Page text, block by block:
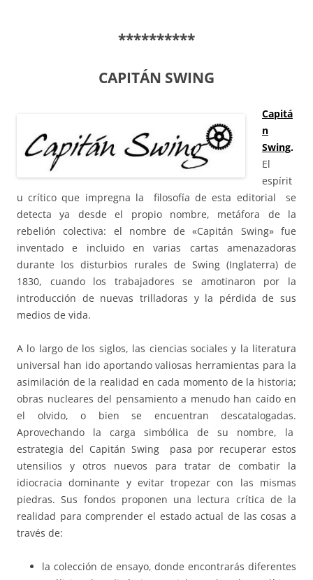
**********
CAPITÁN SWING
Capitá
n
Swing.
El
espírit
u crítico que impregna la filosofía de esta editorial se
detecta ya desde el propio nombre, metáfora de la
rebelión colectiva: el nombre de «Capitán Swing» fue
inventado e incluido en varias cartas amenazadoras
durante los disturbios rurales de Swing (Inglaterra) de
1830, cuando los trabajadores se amotinaron por la
introducción de nuevas trilladoras y la pérdida de sus
medios de vida.
A lo largo de los siglos, las ciencias sociales y la literatura
universal han ido aportando valiosas herramientas para la
asimilación de la realidad en cada momento de la historia;
obras nucleares del pensamiento a menudo han caído en
el olvido, o bien se encuentran descatalogadas.
Aprovechando la carga simbólica de su nombre, la
estrategia del Capitán Swing pasa por recuperar estos
utensilios y otros nuevos para tratar de combatir la
idiocracia dominante y evitar tropezar con las mismas
piedras. Sus fondos proponen una lectura crítica de la
realidad para comprender el estado actual de las cosas a
través de:
la colección de ensayo, donde encontrarás diferentes